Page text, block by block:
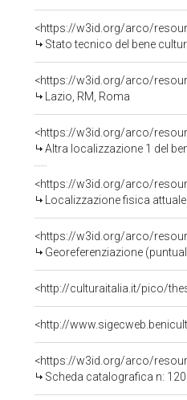
<https://w3id.org/arco/
Stato tecnico del bene
<https://w3id.org/arco/
Lazio, RM, Roma
<https://w3id.org/arco/
Altra localizzazione 1 del
<https://w3id.org/arco/
Localizzazione fisica
<https://w3id.org/arco/
Georeferenziazione
<http://culturaitalia.it/pico/
<http://
<https://w3id.org/arco/
Scheda catalografica n: